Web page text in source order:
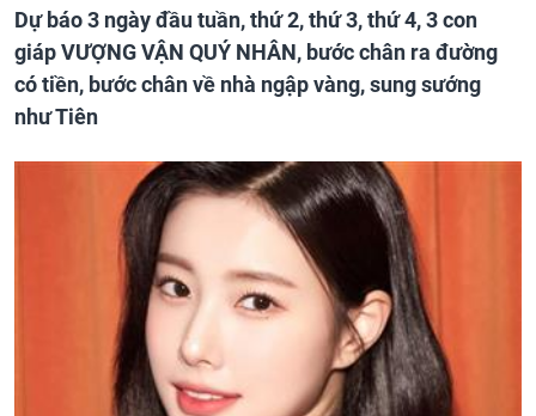
Dự báo 3 ngày đầu tuần, thứ 2, thứ 3, thứ 4, 3 con
giáp VƯỢNG VẬN QUÝ NHÂN, bước chân ra đường
có tiền, bước chân về nhà ngập vàng, sung sướng
như Tiên